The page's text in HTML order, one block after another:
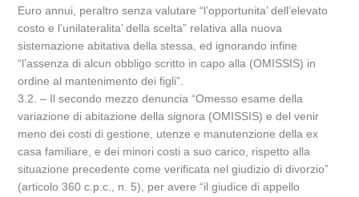
Euro annui, peraltro senza valutare “l’opportunita’ dell’elevato
costo e l’unilateralita’ della scelta” relativa alla nuova
sistemazione abitativa della stessa, ed ignorando infine
“l’assenza di alcun obbligo scritto in capo alla (OMISSIS) in
ordine al mantenimento dei figli”.
3.2. – Il secondo mezzo denuncia “Omesso esame della
variazione di abitazione della signora (OMISSIS) e del venir
meno dei costi di gestione, utenze e manutenzione della ex
casa familiare, e dei minori costi a suo carico, rispetto alla
situazione precedente come verificata nel giudizio di divorzio”
(articolo 360 c.p.c., n. 5), per avere “il giudice di appello